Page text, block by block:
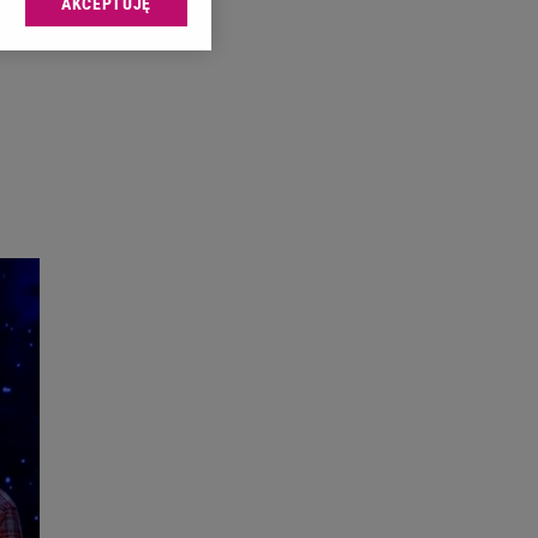
sp. z o.o., jej
Zmiana ustawień
celów identyfikacji.